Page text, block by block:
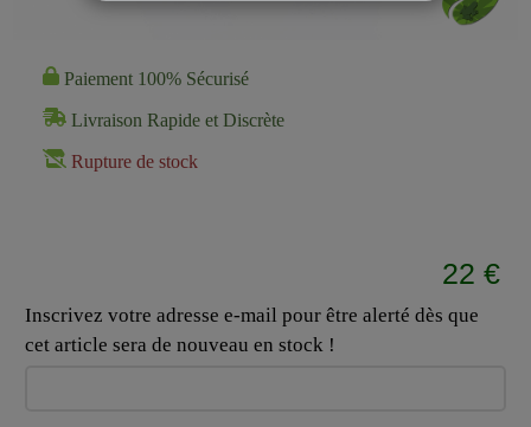
Paiement 100% Sécurisé
Livraison Rapide et Discrète
Rupture de stock
22 €
Inscrivez votre adresse e-mail pour être alerté dès que
cet article sera de nouveau en stock !